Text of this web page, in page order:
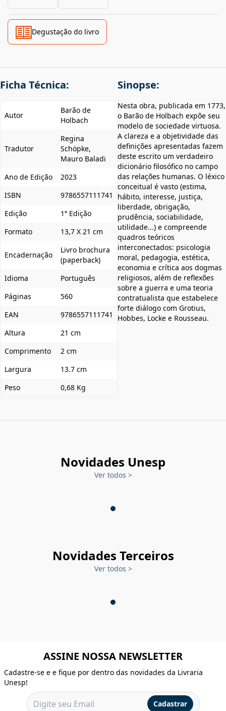
Degustação do livro
Ficha Técnica:
Autor
Barão de
Holbach
Tradutor
Regina
Schöpke,
Mauro Baladi
Ano de Edição
2023
ISBN
9786557111741
Edição
1ª Edição
Formato
13,7 X 21 cm
Encadernação
Livro brochura
(paperback)
Idioma
Português
Páginas
560
EAN
9786557111741
Altura
21 cm
Comprimento
2 cm
Largura
13.7 cm
Peso
0,68 Kg
Sinopse:
Nesta obra, publicada em 1773,
o Barão de Holbach expõe seu
modelo de sociedade virtuosa.
A clareza e a objetividade das
definições apresentadas fazem
deste escrito um verdadeiro
dicionário filosófico no campo
das relações humanas. O léxico
conceitual é vasto (estima,
hábito, interesse, justiça,
liberdade, obrigação,
prudência, sociabilidade,
utilidade...) e compreende
quadros teóricos
interconectados: psicologia
moral, pedagogia, estética,
economia e crítica aos dogmas
religiosos, além de reflexões
sobre a guerra e uma teoria
contratualista que estabelece
forte diálogo com Grotius,
Hobbes, Locke e Rousseau.
Novidades Unesp
Ver todos >
Novidades Terceiros
Ver todos >
ASSINE NOSSA NEWSLETTER
Cadastre-se e e fique por dentro das novidades da Livraria
Unesp!
Cadastrar